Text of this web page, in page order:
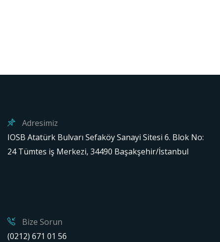
Adresimiz
IOSB Atatürk Bulvarı Sefaköy Sanayi Sitesi 6. Blok No:
24 Tümtes iş Merkezi, 34490 Başakşehir/İstanbul
Bize Sorun
(0212) 671 01 56